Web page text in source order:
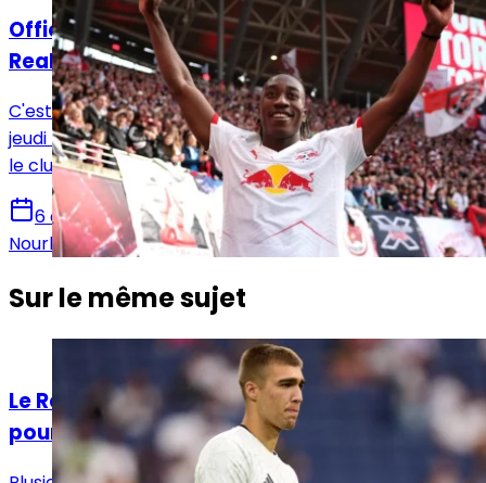
Officiel : Yan Diomandé signe pour 7 ans au
Real Madrid !
C'est désormais officiel. Le Real Madrid a annoncé ce
jeudi la signature de Yan Diomandé, qui s'engage avec
le club madrilène jusqu'en juin 2033.
6 août 2026
Nourhane Haroui
Sur le même sujet
Le Real Madrid prépare une nouvelle page
pour 4 talents du Castilla